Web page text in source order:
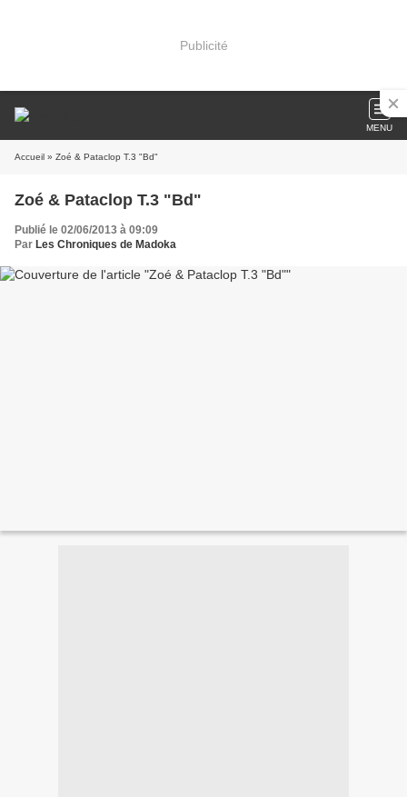
Publicité
MENU
Accueil » Zoé & Pataclop T.3 "Bd"
Zoé & Pataclop T.3 "Bd"
Publié le 02/06/2013 à 09:09
Par Les Chroniques de Madoka